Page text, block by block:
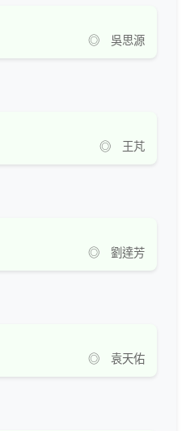
◎ 吳思源
◎ 王芃
◎ 劉達芳
◎ 袁天佑